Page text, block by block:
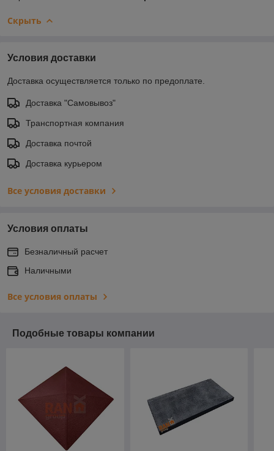
Скрыть
Условия доставки
Доставка осуществляется только по предоплате.
Доставка "Самовывоз"
Транспортная компания
Доставка почтой
Доставка курьером
Все условия доставки
Условия оплаты
Безналичный расчет
Наличными
Все условия оплаты
Подобные товары компании